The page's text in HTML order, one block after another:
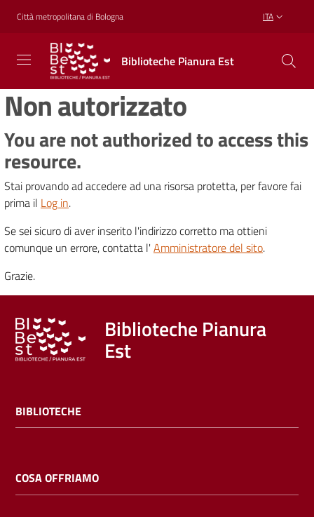
Vai al contenuto
Vai alla navigazione
Vai al footer
Città metropolitana di Bologna ITA
Biblioteche Pianura Est
Biblioteche
Pianura
Est
CONOSCERE,
CREARE,
Biblioteche
Cosa
offriamo
Trova
libri
e
film
Calendario
Non autorizzato
You are not authorized to access this
resource.
Stai provando ad accedere ad una risorsa protetta, per favore fai
prima il Log in.
Se sei sicuro di aver inserito l'indirizzo corretto ma ottieni
comunque un errore, contatta l' Amministratore del sito.
Grazie.
Biblioteche Pianura
Est
BIBLIOTECHE
COSA OFFRIAMO